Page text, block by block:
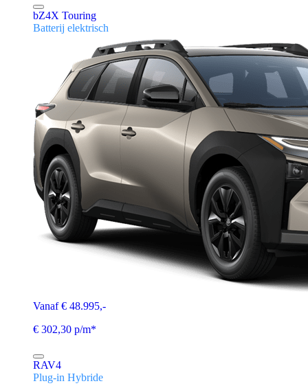
bZ4X Touring
Batterij elektrisch
Vanaf € 48.995,-
€ 302,30 p/m*
RAV4
Plug-in Hybride